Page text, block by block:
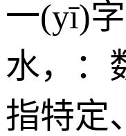
一(yī)
水，：
指特定